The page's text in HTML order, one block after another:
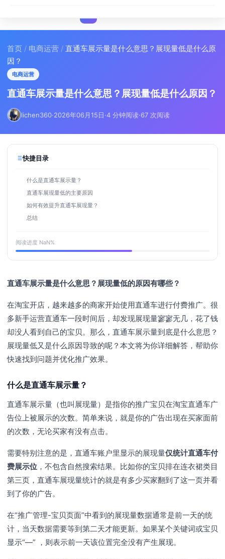
首页 / 电商运营 / 直通车展示量是什么意思？展现量低是什么原
因？
电商运营
直通车展示量是什么意思？展现量低是什么原因？
lichen360·2026年06月15日·4 分钟阅读·67 次阅读
快捷目录
什么是直通车展示量？
直通车展现量低的主要原因
如何有效提升直通车展现量？
总结
阅读进度 NaN%
直通车展示量是什么意思？展现量低的原因有哪些？
在淘宝开店，越来越多的商家开始使用直通车进行付费推广。很
多新手运营直通车一段时间后，却发现展现量寥寥无几，花了钱
却没人看到自己的宝贝。那么，直通车展示量到底是什么意思？
展现量低又是什么原因导致的呢？本文将为你详细解答，帮助你
快速找到问题并优化推广效果。
什么是直通车展示量？
直通车展示量（也叫展现量）是指你的推广宝贝在淘宝直通车广
告位上被展示的次数。简单来说，就是你的广告出现在买家面前
的次数，无论买家有没有点击。
需要特别注意的是，直通车账户里显示的展现量仅统计直通车付
费展示位 ，不包含自然搜索结果。比如你的宝贝排在连衣裙类目
第三页，直通车展现量统计的就是有多少买家翻到了这一页并看
到了你的广告。
在“推广管理-宝贝页面”中看到的展现量数据通常是前一天的统
计，当天数据需要等到第二天才能更新。如果某个关键词或宝贝
显示“—” ，则表示前一天该位置完全没有产生展现。